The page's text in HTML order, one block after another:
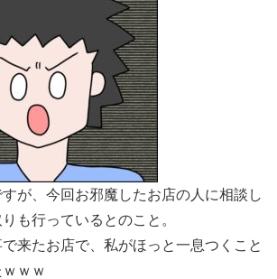
が、今回お邪魔したお店の人に相談し
も行っているとのこと。
来たお店で、私がほっと一息つくこと
ｗｗ